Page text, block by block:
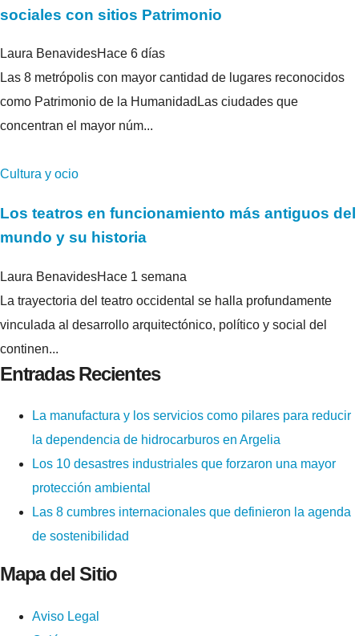
sociales con sitios Patrimonio
Laura BenavidesHace 6 días
Las 8 metrópolis con mayor cantidad de lugares reconocidos
como Patrimonio de la HumanidadLas ciudades que
concentran el mayor núm...
Cultura y ocio
Los teatros en funcionamiento más antiguos del
mundo y su historia
Laura BenavidesHace 1 semana
La trayectoria del teatro occidental se halla profundamente
vinculada al desarrollo arquitectónico, político y social del
continen...
Entradas Recientes
La manufactura y los servicios como pilares para reducir
la dependencia de hidrocarburos en Argelia
Los 10 desastres industriales que forzaron una mayor
protección ambiental
Las 8 cumbres internacionales que definieron la agenda
de sostenibilidad
Mapa del Sitio
Aviso Legal